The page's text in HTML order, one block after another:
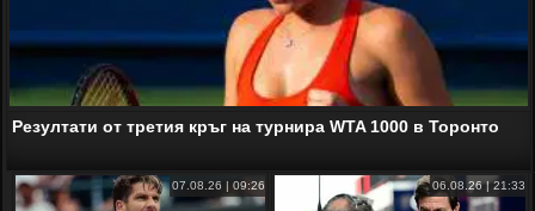
Резултати от третия кръг на турнира WTA 1000 в Торонто
07.08.26 | 09:26 06.08.26 | 21:33